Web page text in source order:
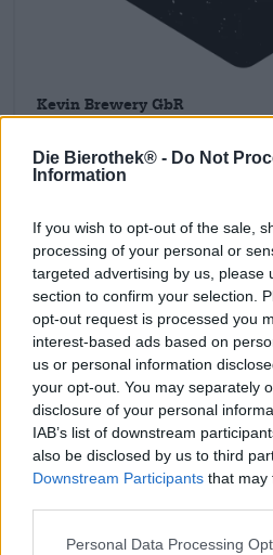
Die Bierothek® - Do Not
Information
If you wish to opt-out of the sale,
processing of your personal or
targeted advertising by us, please
section to confirm your selection.
opt-out request is processed you
interest-based ads based on
us or personal information
your opt-out. You may separately
disclosure of your personal
IAB’s list of downstream
also be disclosed by us to third
Downstream Participants that may
Personal Data Processing
Kevin Brewery GbR
Deutschland
Upptäck andra
1
Hoppa
Prenumerera på